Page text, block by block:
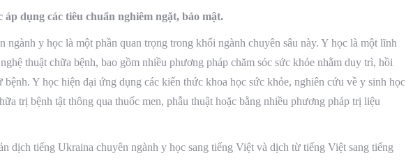
dụng các tiêu chuẩn nghiêm ngặt, bảo mật.
ngành y học là một phần quan trọng trong khối ngành chuyên sâu này. Y học là một lĩnh
thuật chữa bệnh, bao gồm nhiều phương pháp chăm sóc sức khỏe nhằm duy trì, hồi
Y học hiện đại ứng dụng các kiến thức khoa học sức khỏe, nghiên cứu về y sinh học
trị bệnh tật thông qua thuốc men, phẫu thuật hoặc bằng nhiều phương pháp trị liệu
dịch tiếng Ukraina chuyên ngành y học sang tiếng Việt và dịch từ tiếng Việt sang tiếng